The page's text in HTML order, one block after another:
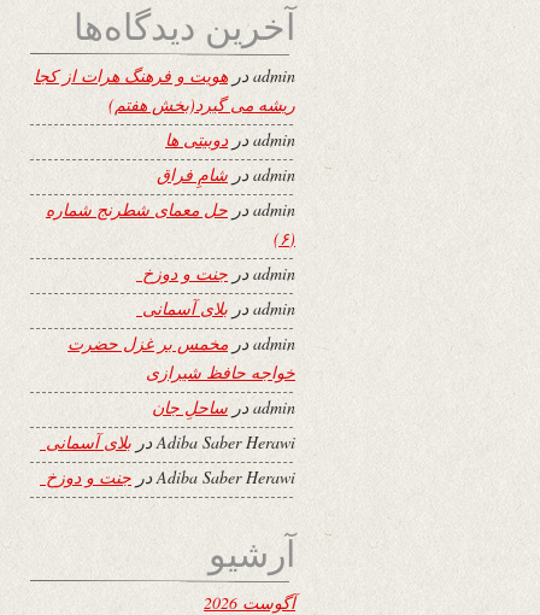
آخرین دیدگاه‌ها
adminدر هویت و فرهنگ هرات از کجا
ریشه می گیرد(بخش هفتم)
admin دردوبیتی ها
adminدر شامِ فراق
adminدر حل معمای شطرنج شماره
(۶)
adminدر جنت و دوزخ
adminدر بلای آسمانی
adminدر مخمس بر غزل حضرت
خواجه حافظ شیرازی
adminدر ساحلِ جان
Adiba Saber Herawiدر بلای آسمانی
Adiba Saber Herawiدر جنت و دوزخ
آرشیو
آگوست 2026